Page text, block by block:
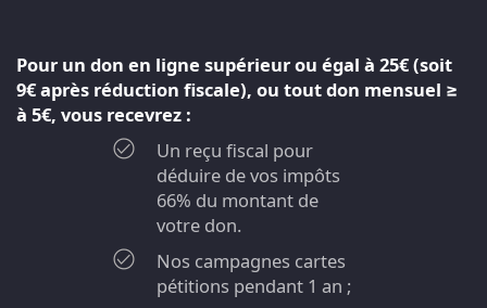
Pour un don en ligne supérieur ou égal à 25€ (soit
9€ après réduction fiscale), ou tout don mensuel ≥
à 5€, vous recevrez :
Un reçu fiscal pour
déduire de vos impôts
66% du montant de
votre don.
Nos campagnes cartes
pétitions pendant 1 an ;